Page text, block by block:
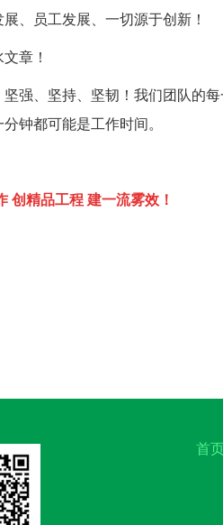
展、员工发展、一切源于创新！
章！
坚强、坚持、坚韧！我们团队的
钟都可能是工作时间。
创精品工程 建一流雾效！
首页